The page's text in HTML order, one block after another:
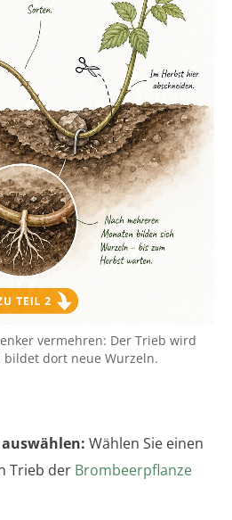
vermehren: Der Trieb wird
dort neue Wurzeln.
Wählen Sie einen
Trieb der Brombeerpflanze